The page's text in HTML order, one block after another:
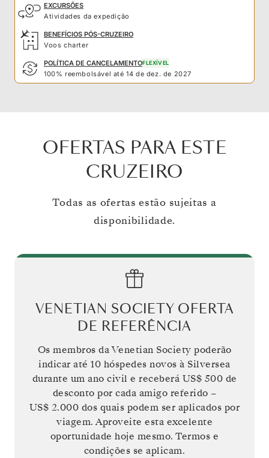
EXCURSÕES
Atividades da expedição
BENEFÍCIOS PÓS-CRUZEIRO
Voos charter
POLÍTICA DE CANCELAMENTOFLEXÍVEL
100% reembolsável até 14 de dez. de 2027
OFERTAS PARA ESTE
CRUZEIRO
Todas as ofertas estão sujeitas a
disponibilidade.
VENETIAN SOCIETY OFERTA
DE REFERÊNCIA
Os membros da Venetian Society poderão
indicar até 10 hóspedes novos à Silversea
durante um ano civil e receberá US$ 500 de
desconto por cada amigo referido –
US$ 2.000 dos quais podem ser aplicados por
viagem. Aproveite esta excelente
oportunidade hoje mesmo. Termos e
condições se aplicam.